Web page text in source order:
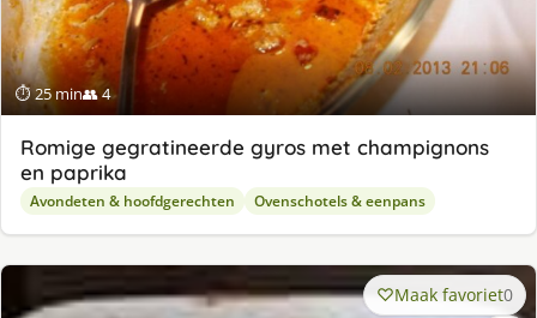
⏱ 25 min👥 4
Romige gegratineerde gyros met champignons
en paprika
Avondeten & hoofdgerechten Ovenschotels & eenpans
Maak favoriet0